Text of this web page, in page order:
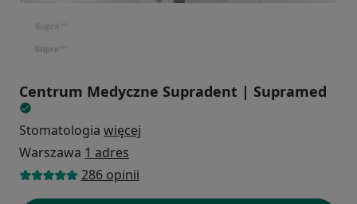
Centrum Medyczne Supradent | Supramed
Stomatologia więcej
Warszawa 1 adres
286 opinii